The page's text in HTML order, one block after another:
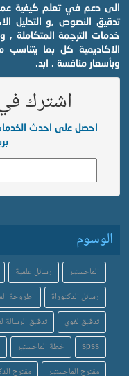
الى دعم في تعلم كيفية
تدقيق النصوص ,و التحليل
خدمات الترجمة المتكاملة ,
الاكاديمية كل بما
وبأسعار منافسة . ابد.
اشترك في
احصل على احدث
الوسوم
الماجستير رسائل علمية
رسائل الدكتوراة
اطروحة
تدقيق لغوي
تدقيق الرسالة
spss
خطة الماجستير
مقترح الماجستير
مقترح